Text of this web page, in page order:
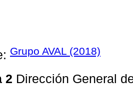
Grupo AVAL (2018)
2 Dirección General